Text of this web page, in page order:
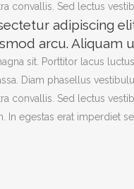
convallis. Sed lectus
adipiscing
arcu.
sit. Porttitor lacus
Diam phasellus
convallis. Sed lectus
In egestas erat imperdiet